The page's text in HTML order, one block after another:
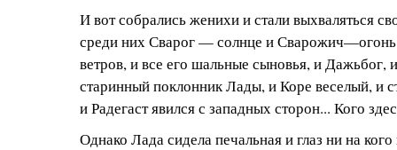
И вот собрались женихи и стали выхваляться
среди них Сварог — солнце и
ветров, и все его шальные сыновья, и Дажьбог,
старинный поклонник Лады, и Коре веселый, и
и Радегаст явился с западных сторон... Кого
Однако Лада сидела печальная и глаз ни на